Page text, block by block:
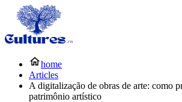
home
Articles
A digitalização de obras de arte: como
patrimônio artístico